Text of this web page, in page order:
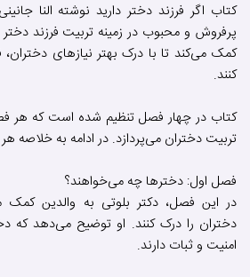
کتاب اگر فرزند دختر دارید نوشته النا
پرفروش و محبوب در زمینه تربیت فرزند
کمک می‌کند تا با درک بهتر نیازهای
کنند.
کتاب در چهار فصل تنظیم شده است که هر
تربیت دختران می‌پردازد. در ادامه به خلاصه
فصل اول: دخترها چه می‌خواهند؟
در این فصل، دکتر بلوتی به والدین کمک
دختران را درک کنند. او توضیح می‌دهد که
امنیت و ثبات دارند.